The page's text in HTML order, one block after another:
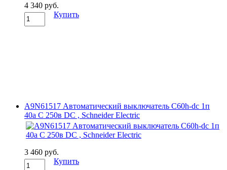
4 340 руб.
Купить
A9N61517 Автоматический выключатель C60h-dc 1п
40а C 250в DC , Schneider Electric
3 460 руб.
Купить